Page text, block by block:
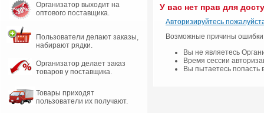
У вас нет прав для
Авторизируйтесь
Возможные причины
Вы не являетесь
Время сессии
Вы пытаетесь попасть
Организатор выходит на
оптового поставщика.
Пользователи делают заказы,
набирают рядки.
Организатор делает заказ
товаров у поставщика.
Товары приходят
пользователи их получают.